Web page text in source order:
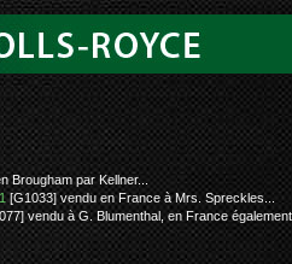
rolls-
Brougham par Kellner...
[G1033] vendu en France à Mrs. Spreckles...
vendu à G. Blumenthal, en France également